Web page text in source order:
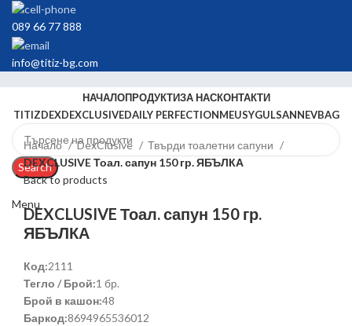
089 66 77 888
info@titiz-bg.com
НАЧАЛОПРОДУКТИЗА НАСКОНТАКТИ
TITIZDEXDEXCLUSIVEDAILY PERFECTIONMEUSYGULSANNEVBAG
Search
Menu
Начало DexClusive
Твърди тоалетни сапуни
DEXCLUSIVE Тоал. сапун 150 гр. ЯБЪЛКА
Back to products
DEXCLUSIVE Тоал. сапун 150 гр.
ЯБЪЛКА
Код:2111
Тегло / Брой:1 бр.
Брой в кашон:48
Баркод:8694965536012